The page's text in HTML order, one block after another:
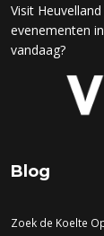
Visit
evenementen
vandaag?
Blog
Zoek de Koelte